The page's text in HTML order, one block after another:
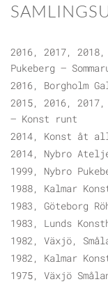
2016, 2017,
Pukeberg –
2016, Borgholm
2015, 2016, 2017,
– Konst runt
2014, Konst åt
2014, Nybro
1999, Nybro
1988, Kalmar
1983, Göteborg
1983, Lunds
1982, Växjö,
1982, Kalmar
1975, Växjö